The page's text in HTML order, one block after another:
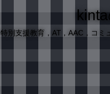
特別支援教育，AT，AAC，コ